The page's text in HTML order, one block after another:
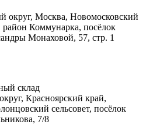
округ, Москва, Новомосковский
Коммунарка, посёлок
Монаховой, 57, стр. 1
склад
Красноярский край,
сельсовет, посёлок
7/8